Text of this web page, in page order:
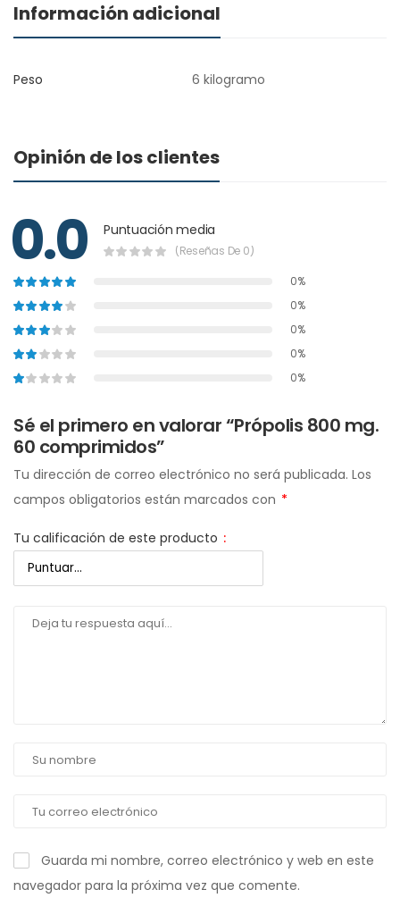
Información adicional
Peso 6 kilogramo
Opinión de los clientes
0.0 Puntuación media
(Reseñas De 0)
0%
0%
0%
0%
0%
Sé el primero en valorar “Própolis 800 mg.
60 comprimidos”
Tu dirección de correo electrónico no será publicada. Los
campos obligatorios están marcados con *
Tu calificación de este producto :
Guarda mi nombre, correo electrónico y web en este
navegador para la próxima vez que comente.